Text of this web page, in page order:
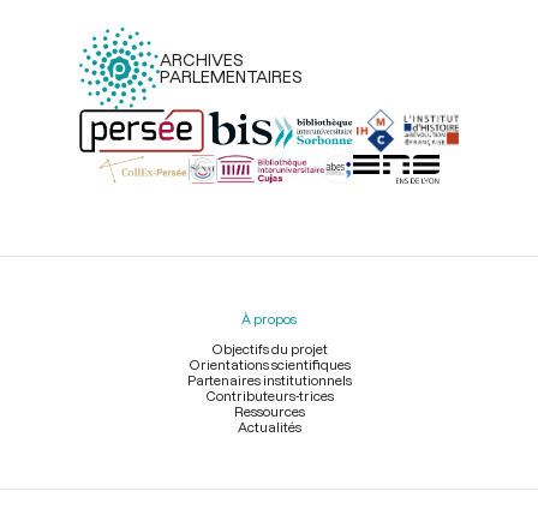
ARCHIVES
PARLEMENTAIRES
Menu
À propos
Objectifs du projet
Orientations scientifiques
Partenaires institutionnels
Contributeurs-trices
Ressources
Actualités